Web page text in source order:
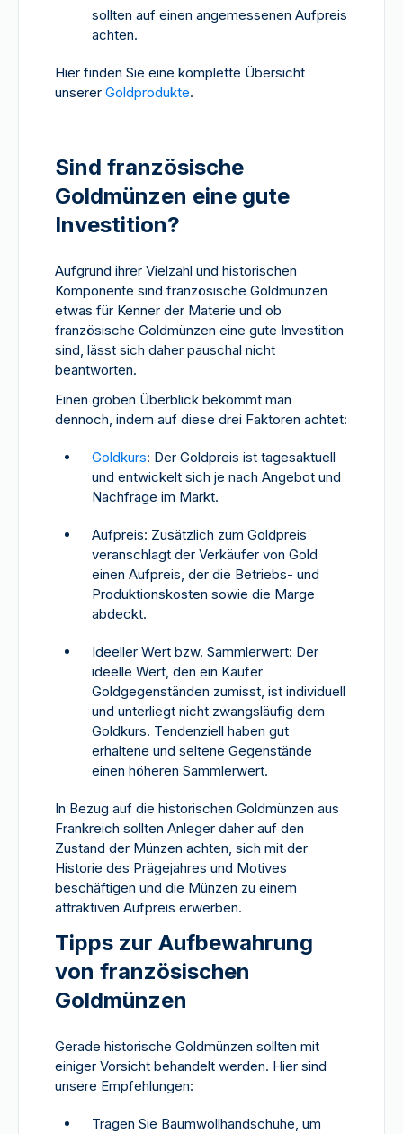
sollten auf einen angemessenen Aufpreis
achten.
Hier finden Sie eine komplette Übersicht
unserer Goldprodukte.
Sind französische
Goldmünzen eine gute
Investition?
Aufgrund ihrer Vielzahl und historischen
Komponente sind französische Goldmünzen
etwas für Kenner der Materie und ob
französische Goldmünzen eine gute Investition
sind, lässt sich daher pauschal nicht
beantworten.
Einen groben Überblick bekommt man
dennoch, indem auf diese drei Faktoren achtet:
Goldkurs: Der Goldpreis ist tagesaktuell
und entwickelt sich je nach Angebot und
Nachfrage im Markt.
Aufpreis: Zusätzlich zum Goldpreis
veranschlagt der Verkäufer von Gold
einen Aufpreis, der die Betriebs- und
Produktionskosten sowie die Marge
abdeckt.
Ideeller Wert bzw. Sammlerwert: Der
ideelle Wert, den ein Käufer
Goldgegenständen zumisst, ist individuell
und unterliegt nicht zwangsläufig dem
Goldkurs. Tendenziell haben gut
erhaltene und seltene Gegenstände
einen höheren Sammlerwert.
In Bezug auf die historischen Goldmünzen aus
Frankreich sollten Anleger daher auf den
Zustand der Münzen achten, sich mit der
Historie des Prägejahres und Motives
beschäftigen und die Münzen zu einem
attraktiven Aufpreis erwerben.
Tipps zur Aufbewahrung
von französischen
Goldmünzen
Gerade historische Goldmünzen sollten mit
einiger Vorsicht behandelt werden. Hier sind
unsere Empfehlungen:
Tragen Sie Baumwollhandschuhe, um